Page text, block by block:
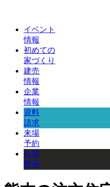
イベント
情報
初めての
家づくり
建売
情報
企業
情報
資料
請求
来場
予約
会員
専用